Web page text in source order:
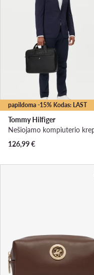
papildoma -15% Kodas: LAST
Tommy Hilfiger
126,99€